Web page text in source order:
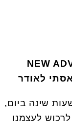
NEW
לאודר
שינה ביום,
לעצמנו